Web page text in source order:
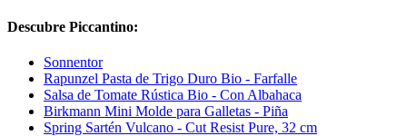
Descubre Piccantino:
Sonnentor
Rapunzel Pasta de Trigo Duro Bio - Farfalle
Salsa de Tomate Rústica Bio - Con Albahaca
Birkmann Mini Molde para Galletas - Piña
Spring Sartén Vulcano - Cut Resist Pure, 32 cm